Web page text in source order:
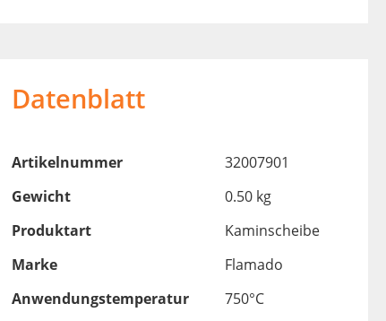
Datenblatt
Artikelnummer
32007901
Gewicht
0.50 kg
Produktart
Kaminscheibe
Marke
Flamado
Anwendungstemperatur
750°C